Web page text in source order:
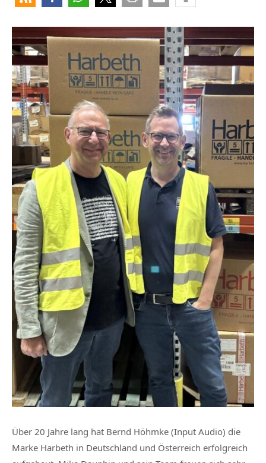
Über 20 Jahre lang hat Bernd Höhmke (Input Audio) die
Marke Harbeth in Deutschland und Österreich erfolgreich